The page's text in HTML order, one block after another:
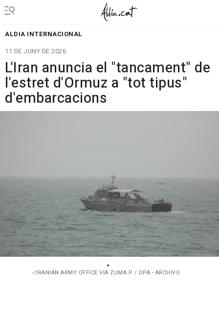
ALDIA INTERNACIONAL
11 DE JUNY DE 2026
L'Iran anuncia el "tancament" de
l'estret d'Ormuz a "tot tipus"
d'embarcacions
-/IRANIAN ARMY OFFICE VIA ZUMA P / DPA - ARCHIVO